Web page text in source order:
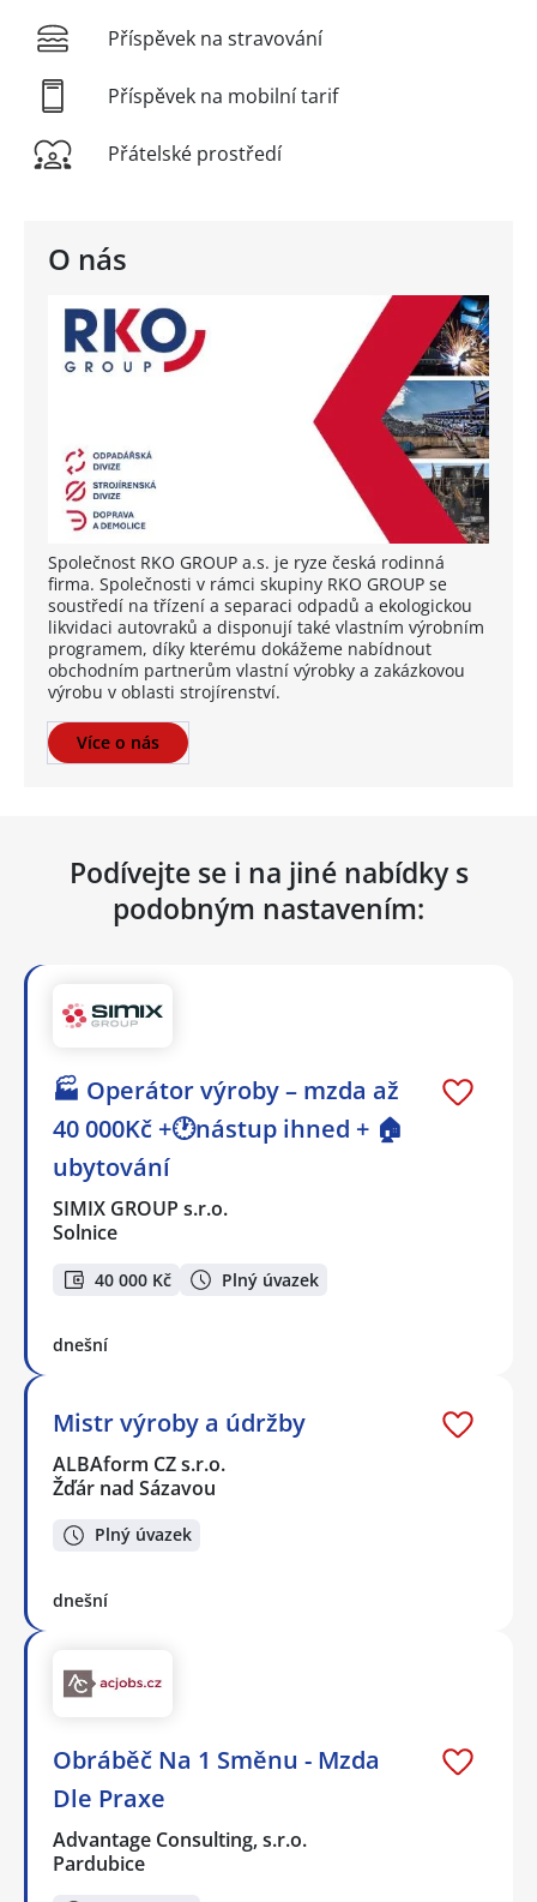
O nás
Společnost RKO GROUP a.s. je ryze česká rodinná
firma. Společnosti v rámci skupiny RKO GROUP se
soustředí na třízení a separaci odpadů a ekologickou
likvidaci autovraků a disponují také vlastním výrobním
programem, díky kterému dokážeme nabídnout
obchodním partnerům vlastní výrobky a zakázkovou
výrobu v oblasti strojírenství.
Více o nás
Příspěvek na stravování
Příspěvek na mobilní tarif
Přátelské prostředí
Podívejte se i na jiné nabídky s
podobným nastavením:
🏭 Operátor výroby – mzda až
40 000Kč +🕐nástup ihned + 🏠
ubytování
SIMIX GROUP s.r.o.
Solnice
40 000 Kč Plný úvazek
dnešní
Mistr výroby a údržby
ALBAform CZ s.r.o.
Žďár nad Sázavou
Plný úvazek
dnešní
Obráběč Na 1 Směnu - Mzda
Dle Praxe
Advantage Consulting, s.r.o.
Pardubice